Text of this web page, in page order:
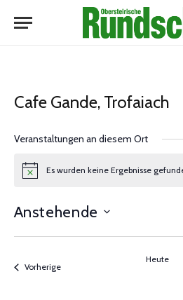
Cafe Gande, Trofaiach
Veranstaltungen an diesem Ort
Notice Es wurden keine Ergebnisse
Anstehende
VorherigeVeranstaltungen
Heute